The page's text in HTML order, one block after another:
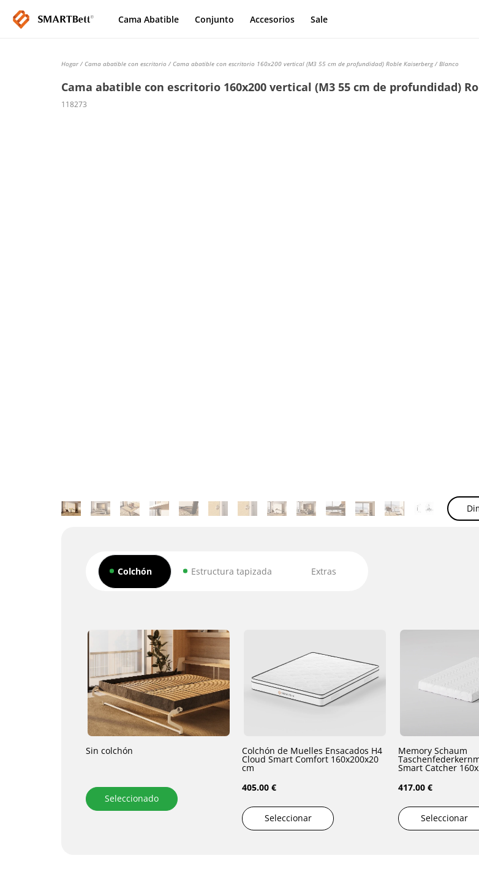
Cama Abatible Conjunto Accesorios Sale
Hogar / Cama abatible con escritorio / Cama abatible con escritorio 160x200 vertical (M3 55 cm de profundidad) Roble Kaiserberg / Blanco
Cama abatible con escritorio 160x200 vertical (M3 55 cm de profundidad)
118273
Colchón Estructura tapizada Extras
Sin colchón
Seleccionado
Colchón de Muelles Ensacados H4
Cloud Smart Comfort 160x200x20
cm
405.00 €
Seleccionar
Memory Schaum
Smart
417.00 €
Seleccionar